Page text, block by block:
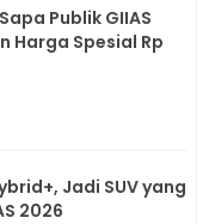
Publik GIIAS
Harga Spesial Rp
Jadi SUV yang
2026